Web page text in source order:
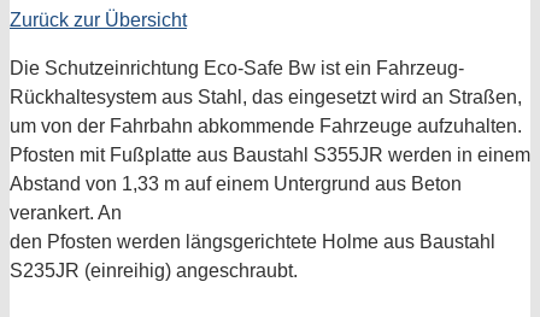
Zurück zur Übersicht
Die Schutzeinrichtung Eco-Safe Bw ist ein Fahrzeug-
Rückhaltesystem aus Stahl, das eingesetzt wird an Straßen,
um von der Fahrbahn abkommende Fahrzeuge aufzuhalten.
Pfosten mit Fußplatte aus Baustahl S355JR werden in einem
Abstand von 1,33 m auf einem Untergrund aus Beton
verankert. An
den Pfosten werden längsgerichtete Holme aus Baustahl
S235JR (einreihig) angeschraubt.